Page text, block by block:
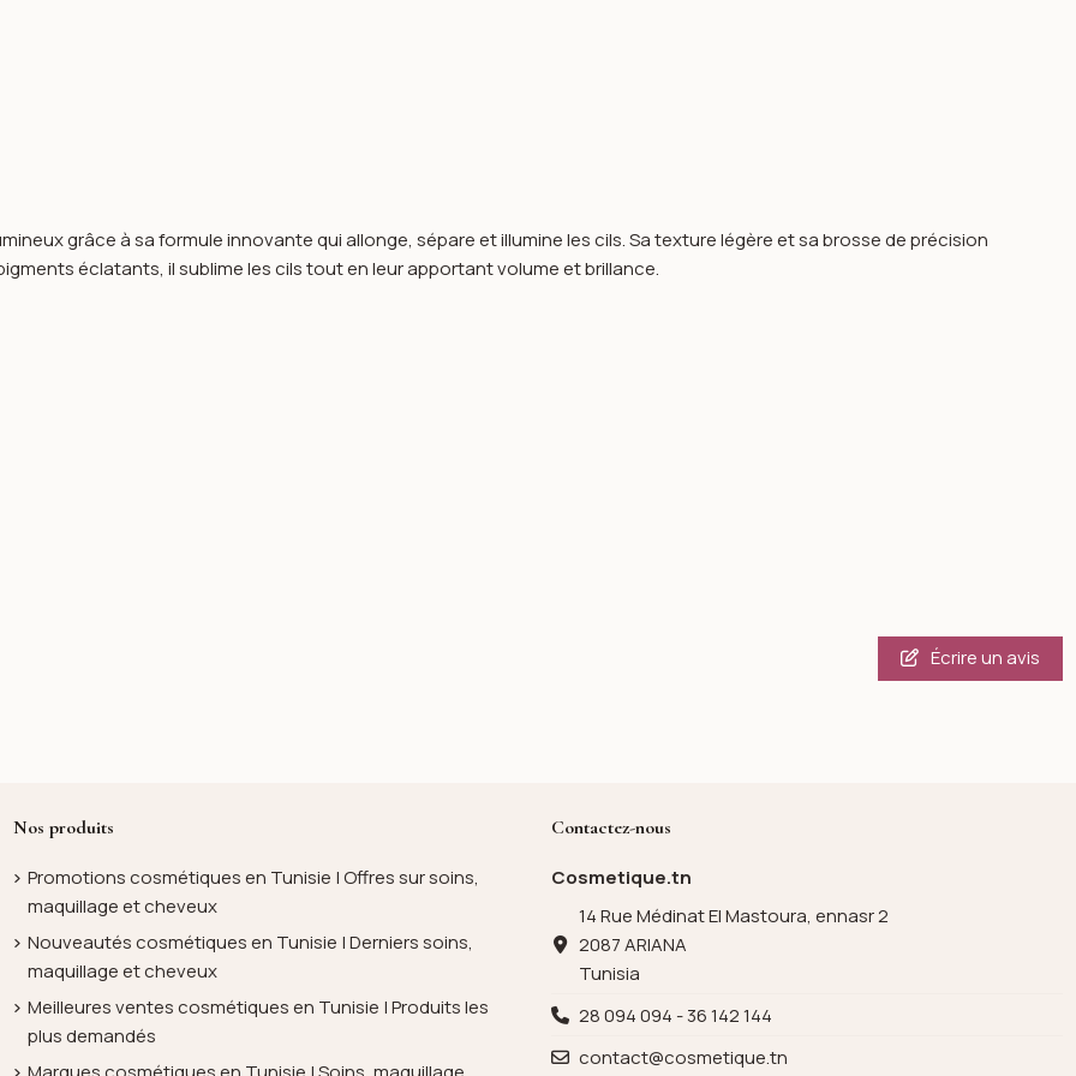
grâce à sa formule innovante qui allonge, sépare et illumine les cils. Sa texture légère et sa brosse de précision
éclatants, il sublime les cils tout en leur apportant volume et brillance.
Écrire un avis
Nos produits
Promotions cosmétiques en Tunisie | Offres sur soins,
maquillage et cheveux
Nouveautés cosmétiques en Tunisie | Derniers soins,
maquillage et cheveux
Meilleures ventes cosmétiques en Tunisie | Produits les
plus demandés
Contactez-nous
Cosmetique.tn
14 Rue Médinat El Mastoura, ennasr 2
2087 ARIANA
Tunisia
28 094 094 - 36 142 144
contact@cosmetique.tn